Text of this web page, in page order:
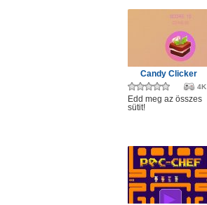
Candy Clicker
4K
Edd meg az összes
sütit!